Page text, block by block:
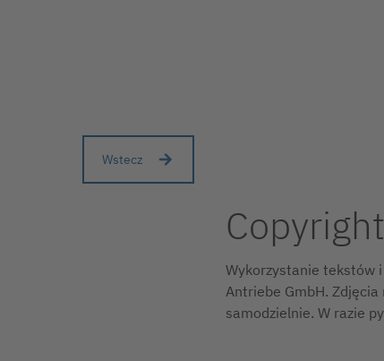
Wstecz
Wykorzystanie tekstów i
Antriebe GmbH.
samodzielnie. W razie